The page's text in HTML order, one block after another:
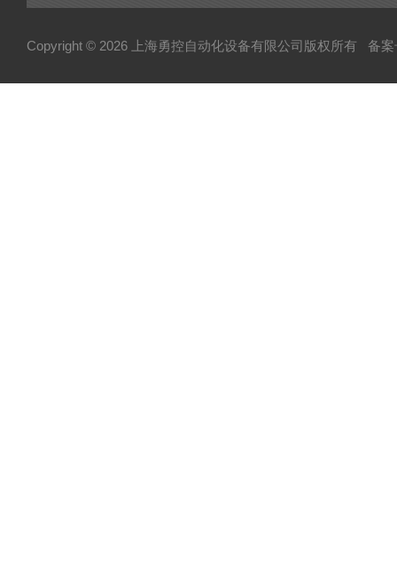
WAGO
Copyright © 2026 上海勇控自动化设备有限公司版权所有 备案